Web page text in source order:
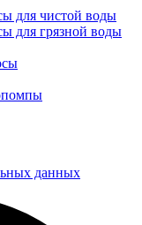
для чистой воды
для грязной воды
данных